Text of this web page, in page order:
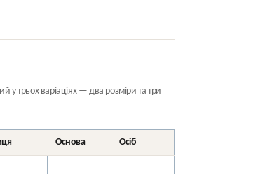
утрьох варіаціях— два розміри та три
Основа Осіб